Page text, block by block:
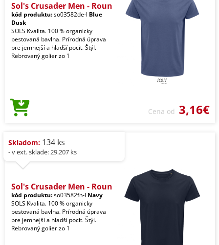
Sol's Crusader Men - Roun
kód produktu:so03582de-l Blue
Dusk
SOLS Kvalita. 100 % organicky
pestovaná bavlna. Prírodná úprava
pre jemnejší a hladší pocit. Štýl.
Rebrovaný golier zo 1
Cena od 3,16€
Skladom: 134 ks
- v ext. sklade: 29.207 ks
Sol's Crusader Men - Roun
kód produktu:so03582fn-l Navy
SOLS Kvalita. 100 % organicky
pestovaná bavlna. Prírodná úprava
pre jemnejší a hladší pocit. Štýl.
Rebrovaný golier zo 1